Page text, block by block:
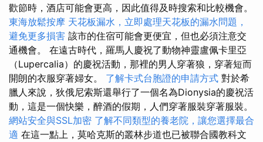
歡節時，酒店可能會更高，因此值得及時搜索和比較機會。
東海放鬆按摩 天花板漏水，立即處理天花板的漏水問題，
避免更多損害 該市的住宿可能會更便宜，但也必須注意交
通機會。 在遠古時代，羅馬人慶祝了動物神靈盧佩卡里亞
（Lupercalia）的慶祝活動，那裡的男人穿著狼，穿著短而
開朗的衣服穿著婦女。 了解卡式台胞證的申請方式 對於希
臘人來說，狄俄尼索斯還舉行了一個名為Dionysia的慶祝活
動，這是一個快樂，醉酒的假期，人們穿著服裝穿著服裝。
網站安全與SSL加密 了解不同類型的養老院，讓您選擇最合
適 在這一點上，莫哈克斯的叢林步道也已被聯合國教科文